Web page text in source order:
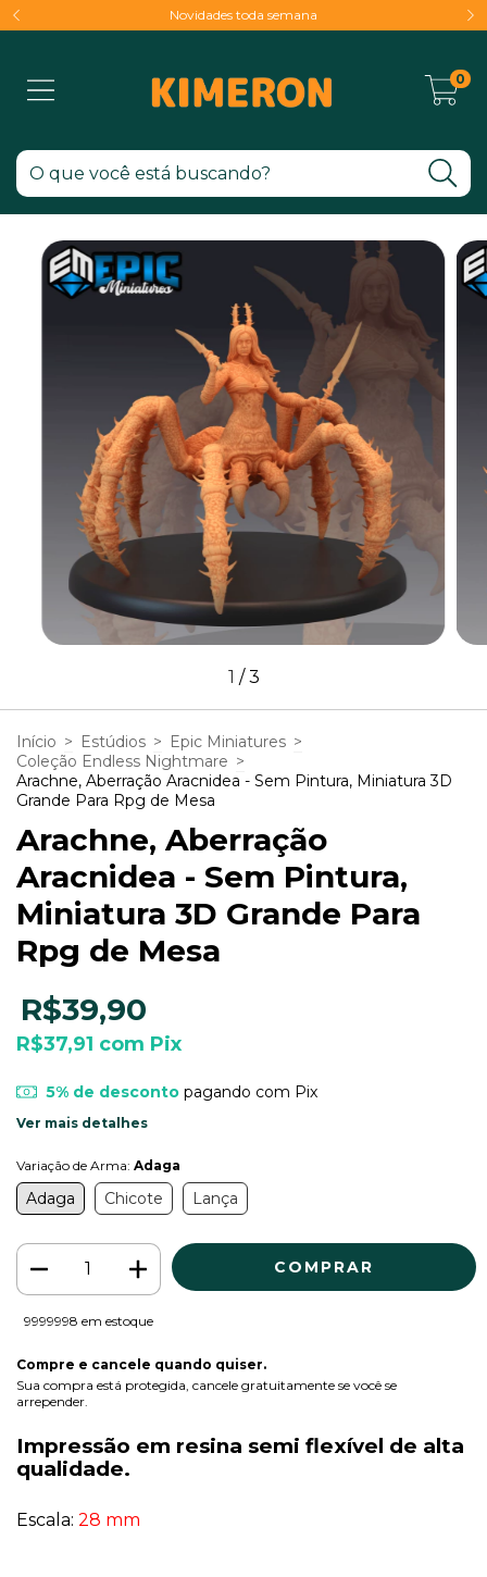
Novidades toda semana
0
1 /3
Início > Estúdios > Epic Miniatures >
Coleção Endless Nightmare >
Arachne, Aberração Aracnidea - Sem Pintura, Miniatura 3D
Grande Para Rpg de Mesa
Arachne, Aberração
Aracnidea - Sem Pintura,
Miniatura 3D Grande Para
Rpg de Mesa
R$39,90
R$37,91 com Pix
5% de descontopagando com Pix
Ver mais detalhes
Variação de Arma: Adaga
Adaga Chicote Lança
9999998 em estoque
Compre e cancele quando quiser.
Sua compra está protegida, cancele gratuitamente se você se
arrepender.
Impressão em resina semi flexível de alta
qualidade.
Escala: 28 mm